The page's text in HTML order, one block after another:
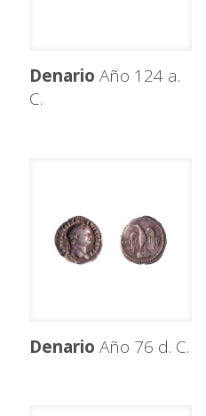
Denario Año 124 a.
C.
Denario Año 76 d. C.